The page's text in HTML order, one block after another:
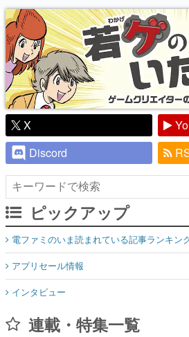
り】
X
Discord
ピックアップ
電ファミのいま読まれている記事ランキン
アプリセール情報
インタビュー
連載・特集一覧